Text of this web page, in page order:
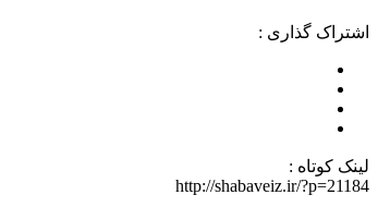
اشتراک گذاری :
لینک کوتاه :
http://shabaveiz.ir/?p=21184